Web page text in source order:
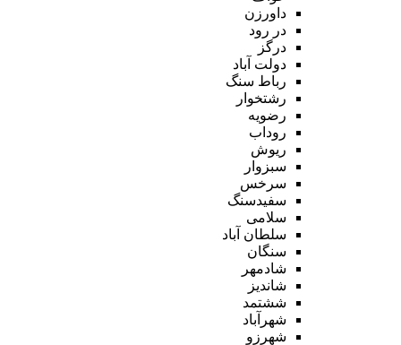
داورزن
در رود
درگز
دولت آباد
رباط سنگ
رشتخوار
رضویه
روداب
ریوش
سبزوار
سرخس
سفیدسنگ
سلامی
سلطان آباد
سنگان
شادمهر
شاندیز
ششتمد
شهرآباد
شهرزو